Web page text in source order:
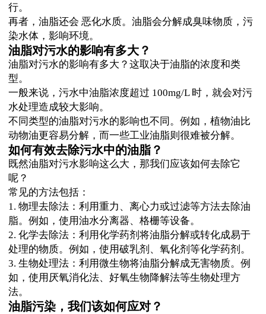
行。
再者，油脂还会 恶化水质。油脂会分解成臭味物质，污
染水体，影响环境。
油脂对污水的影响有多大？
油脂对污水的影响有多大？这取决于油脂的浓度和类
型。
一般来说，污水中油脂浓度超过 100mg/L 时，就会对污
水处理造成较大影响。
不同类型的油脂对污水的影响也不同。例如，植物油比
动物油更容易分解，而一些工业油脂则很难被分解。
如何有效去除污水中的油脂？
既然油脂对污水影响这么大，那我们应该如何去除它
呢？
常见的方法包括：
1. 物理去除法：利用重力、离心力或过滤等方法去除油
脂。例如，使用油水分离器、格栅等设备。
2. 化学去除法：利用化学药剂将油脂分解或转化成易于
处理的物质。例如，使用破乳剂、氧化剂等化学药剂。
3. 生物处理法：利用微生物将油脂分解成无害物质。例
如，使用厌氧消化法、好氧生物降解法等生物处理方
法。
油脂污染，我们该如何应对？